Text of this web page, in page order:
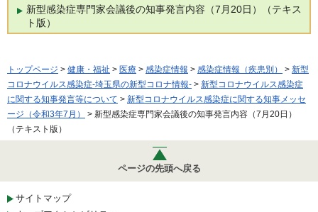
新型感染症専門家会議後の知事発言内容（7月20日）（テキス
ト版）
トップページ > 健康・福祉 > 医療 > 感染症情報 > 感染症情報（疾患別） > 新型
コロナウイルス感染症-埼玉県の新型コロナ情報- > 新型コロナウイルス感染症
に関する知事発言等について > 新型コロナウイルス感染症に関する知事メッセ
ージ（令和3年7月）
> 新型感染症専門家会議後の知事発言内容（7月20日）
（テキスト版）
ページの先頭へ戻る
サイトマップ